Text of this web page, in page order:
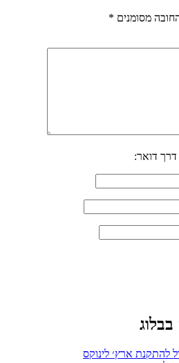
מסומנים *
דרך דואר:
להתקנת ארץ׳ לינוקס